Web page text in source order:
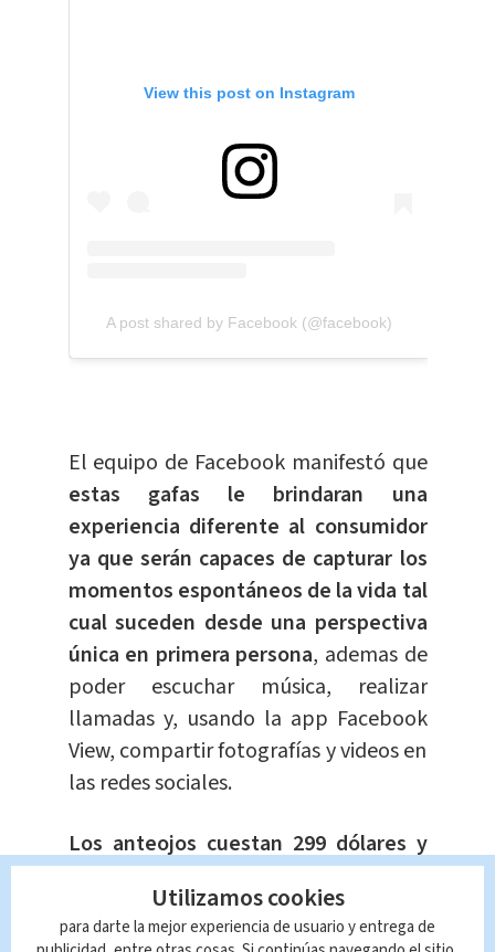
View this post on Instagram
A post shared by Facebook (@facebook)
El equipo de Facebook manifestó que
estas gafas le brindaran una
experiencia diferente al consumidor
ya que serán capaces de capturar los
momentos espontáneos de la vida tal
cual suceden desde una perspectiva
única en primera persona, ademas de
poder escuchar música, realizar
llamadas y, usando la app Facebook
View, compartir fotografías y videos en
las redes sociales.
Los anteojos cuestan 299 dólares y
están disponibles en Estados Unidos,
Reino Unido, Canadá, Italia, Irlanda y
Australia.
Utilizamos cookies
para darte la mejor experiencia de usuario y entrega de